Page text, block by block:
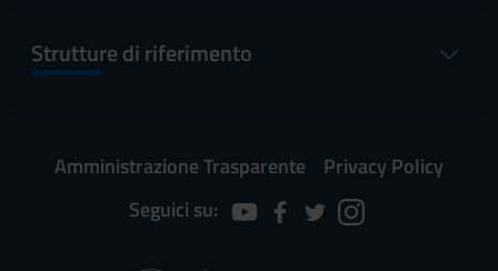
Strutture di riferimento
Amministrazione Trasparente
Privacy Policy
Seguici su: